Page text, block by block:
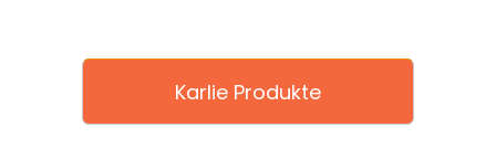
Karlie Produkte